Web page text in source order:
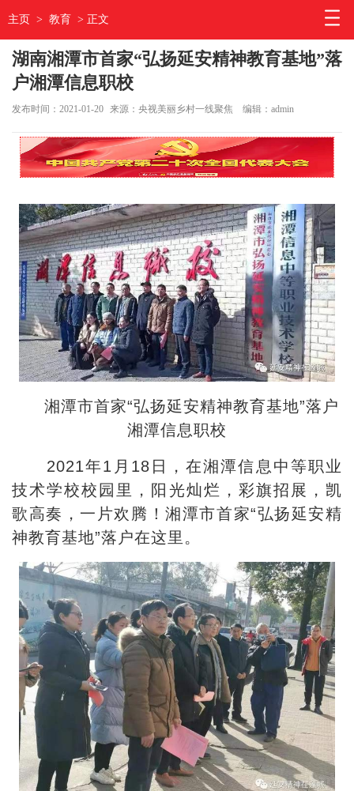
主页 > 教育 > 正文
湖南湘潭市首家“弘扬延安精神教育基地”落
户湘潭信息职校
发布时间：2021-01-20 来源：央视美丽乡村一线聚焦 编辑：admin
湘潭市首家“弘扬延安精神教育基地”落户
湘潭信息职校
2021年1月18日，在湘潭信息中等职业
技术学校校园里，阳光灿烂，彩旗招展，凯
歌高奏，一片欢腾！湘潭市首家“弘扬延安精
神教育基地”落户在这里。